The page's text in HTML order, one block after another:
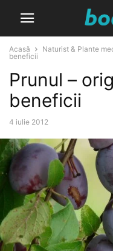
Acasă Naturist & Plante
beneficii
Prunul –
beneficii
4 iulie 2012